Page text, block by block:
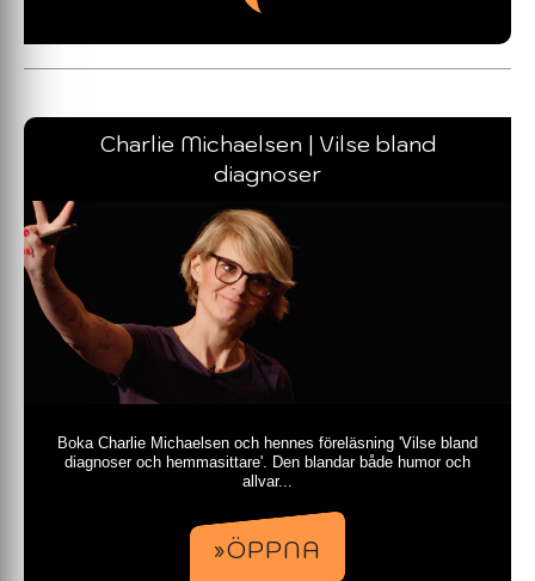
Charlie Michaelsen | Vilse bland
diagnoser
Boka Charlie Michaelsen och hennes föreläsning 'Vilse bland
diagnoser och hemmasittare'. Den blandar både humor och
allvar...
»ÖPPNA